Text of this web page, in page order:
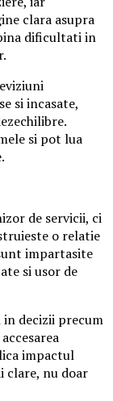
clara asupra
dificultati in
si incasate,
si pot lua
de servicii, ci
o relatie
impartasite
si usor de
decizii precum
impactul
clare, nu doar